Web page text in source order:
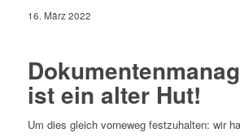
16. März 2022
ist ein alter Hut!
Um dies gleich vorneweg festzuhalten: wir